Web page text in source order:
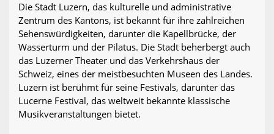
Die Stadt Luzern, das kulturelle und administrative
Zentrum des Kantons, ist bekannt für ihre zahlreichen
Sehenswürdigkeiten, darunter die Kapellbrücke, der
Wasserturm und der Pilatus. Die Stadt beherbergt auch
das Luzerner Theater und das Verkehrshaus der
Schweiz, eines der meistbesuchten Museen des Landes.
Luzern ist berühmt für seine Festivals, darunter das
Lucerne Festival, das weltweit bekannte klassische
Musikveranstaltungen bietet.